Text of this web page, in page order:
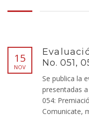
15
NOV
No. 051,
Se publica la
presentadas
054:
Comunicate,